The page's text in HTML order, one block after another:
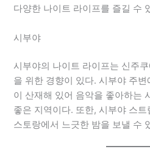
다양한 나이트 라이프를 즐길 수
시부야
시부야의 나이트 라이프는 신주
을 위한 경향이 있다. 시부야 주
이 산재해 있어 음악을 좋아하는
좋은 지역이다. 또한, 시부야 스
스토랑에서 느긋한 밤을 보낼 수